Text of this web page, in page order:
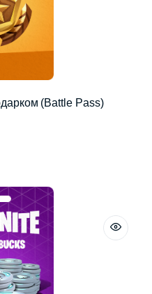
(Battle Pass)